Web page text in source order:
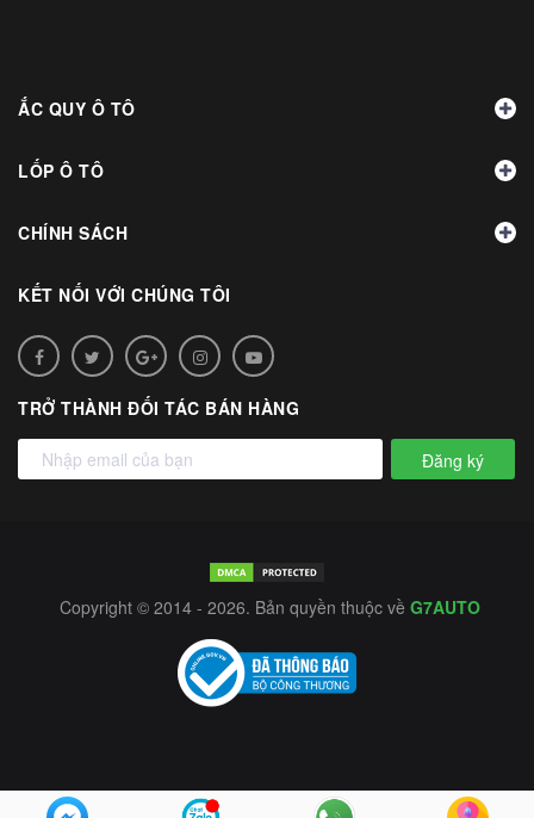
ẮC QUY Ô TÔ
LỐP Ô TÔ
CHÍNH SÁCH
KẾT NỐI VỚI CHÚNG TÔI
TRỞ THÀNH ĐỐI TÁC BÁN HÀNG
Đăng ký
Copyright © 2014 - 2026. Bản quyền thuộc về G7AUTO